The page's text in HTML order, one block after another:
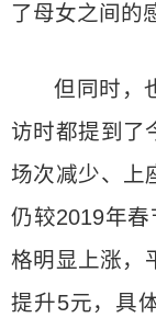
了母女之间的
但同时，
访时都提到了
场次减少、上
仍较2019年
格明显上涨，
提升5元，具